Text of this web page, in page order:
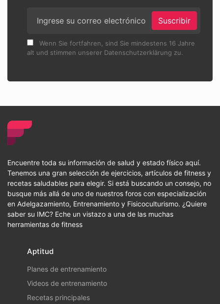
Suscribir
Wenn Sie fortfahren, sind Sie mindestens 16 Jahre
alt und stimmen unserer Datenschutzerklärung zu.
Encuentre toda su información de salud y estado físico aquí.
Tenemos una gran selección de ejercicios, artículos de fitness y
recetas saludables para elegir. Si está buscando un consejo, no
busque más allá de uno de nuestros foros con especialización
en Adelgazamiento, Entrenamiento y Fisicoculturismo. ¿Quiere
saber su IMC? Eche un vistazo a una de las muchas
herramientas de fitness
Aptitud
Planes de entrenamiento
Videos de entrenamiento
Recetas principales